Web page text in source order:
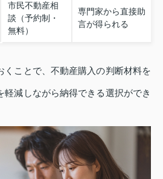
市民不動産相
談（予約制・
無料）
専門家から直接助
言が得られる
くことで、不動産購入の判断材料を
軽減しながら納得できる選択ができ